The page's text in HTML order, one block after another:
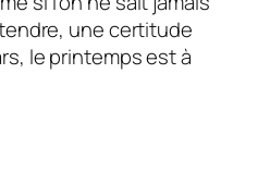
une certitude
le printemps est à